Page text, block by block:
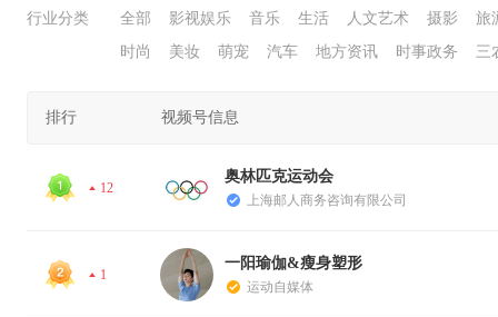
行业分类 全部 影视娱乐 音乐 生活 人文艺术 摄影
旅
时尚
美妆 萌宠 汽车 地方资讯 时事政务 三
排行 视频号信息
12
奥林匹克运动会
上海邮人商务咨询有限公司
1
一阳瑜伽&瘦身塑形
运动自媒体